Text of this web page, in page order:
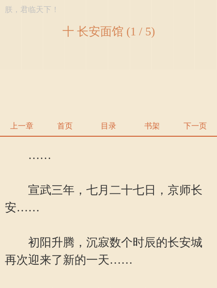
朕，君临天下！
十 长安面馆 (1 / 5)
上一章 首页 目录 书架 下一页
……
宣武三年，七月二十七日，京师长
安……
初阳升腾，沉寂数个时辰的长安城
再次迎来了新的一天……